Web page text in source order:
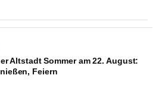
Altstadt Sommer am 22. August:
Feiern